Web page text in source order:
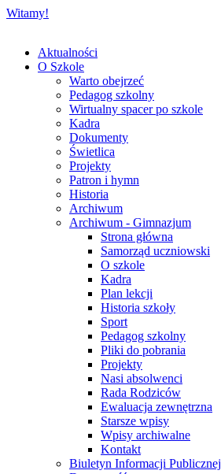
Witamy!
Aktualności
O Szkole
Warto obejrzeć
Pedagog szkolny
Wirtualny spacer po szkole
Kadra
Dokumenty
Świetlica
Projekty
Patron i hymn
Historia
Archiwum
Archiwum - Gimnazjum
Strona główna
Samorząd uczniowski
O szkole
Kadra
Plan lekcji
Historia szkoły
Sport
Pedagog szkolny
Pliki do pobrania
Projekty
Nasi absolwenci
Rada Rodziców
Ewaluacja zewnętrzna
Starsze wpisy
Wpisy archiwalne
Kontakt
Biuletyn Informacji Publicznej